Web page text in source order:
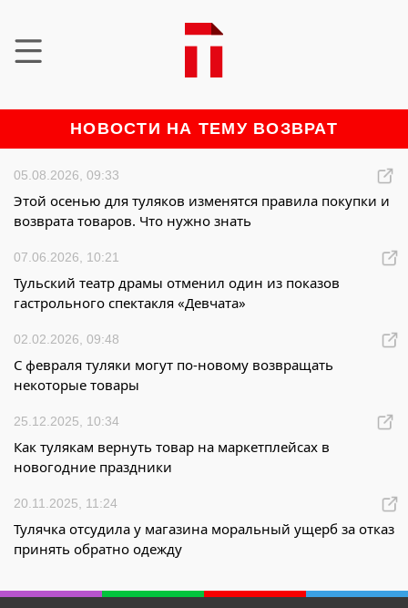
НОВОСТИ НА ТЕМУ ВОЗВРАТ
05.08.2026, 09:33
Этой осенью для туляков изменятся правила покупки и
возврата товаров. Что нужно знать
07.06.2026, 10:21
Тульский театр драмы отменил один из показов
гастрольного спектакля «Девчата»
02.02.2026, 09:48
С февраля туляки могут по-новому возвращать
некоторые товары
25.12.2025, 10:34
Как тулякам вернуть товар на маркетплейсах в
новогодние праздники
20.11.2025, 11:24
Тулячка отсудила у магазина моральный ущерб за отказ
принять обратно одежду